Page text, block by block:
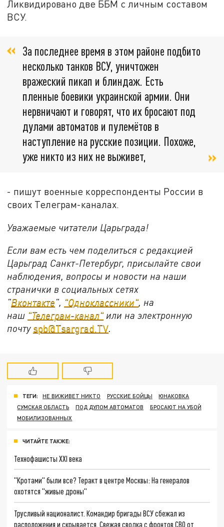
Ликвидировано две ББМ с личным составом
ВСУ.
За последнее время в этом районе подбито
несколько танков ВСУ, уничтожен
вражеский пикап и блиндаж. Есть
пленные боевики украинской армии. Они
нервничают и говорят, что их бросают под
дулами автоматов и пулемётов в
наступление на русские позиции. Похоже,
уже никто из них не выживет,
- пишут военные корреспонденты России в
своих Телеграм-каналах.
Уважаемые читатели Царьграда!
Если вам есть чем поделиться с редакцией
Царьград Санкт-Петербург, присылайте свои
наблюдения, вопросы и новости на наши
странички в социальных сетях
"Вконтакте", "Одноклассники", на
наш "Телеграм-канал" или на электронную
почту spb@Tsargrad.TV.
ТЕГИ: НЕ ВИЖИВЕТ НИКТО РУССКИЕ БОЙЦЫ
ЮНАКОВКА
СУМСКАЯ ОБЛАСТЬ
ПОД ДУЛОМ АВТОМАТОВ
БРОСАЮТ НА УБОЙ
МОБИЛИЗОВАННЫХ
ЧИТАЙТЕ ТАКЖЕ:
Технофашисты XXI века
"Кротами" были все? Теракт в центре Москвы: На генералов
охотятся "живые дроны"
Трусливый националист. Командир бригады ВСУ сбежал из
расположения и скрывается. Свежая сводка с фронтов СВО от